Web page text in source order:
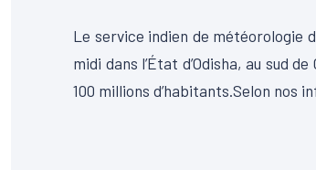
Le service indien de
midi dans l’État d’Odisha, au sud
100 millions d’habitants.Selon nos